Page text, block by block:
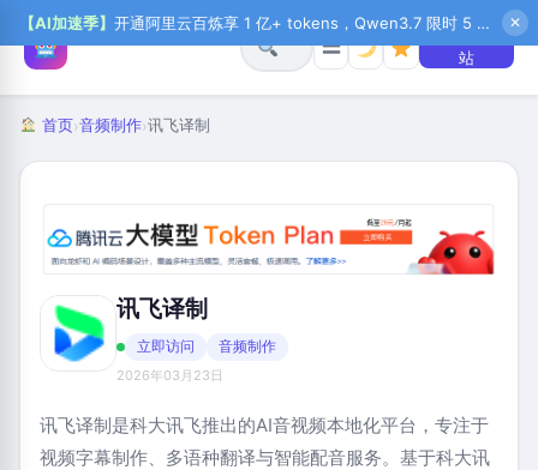
【AI加速季】 开通阿里云百炼享 1 亿+ tokens，Qwen3.7 限时 5 折起，秒悟新注送 1 万积分，加入 OPC 赢百万助力金，QoderWork CN 首月 0 元 ✕
☰
+ 提交网
站
首页›音频制作›讯飞译制
讯飞译制
立即访问 音频制作
2026年03月23日
讯飞译制是科大讯飞推出的AI音视频本地化平台，专注于
视频字幕制作、多语种翻译与智能配音服务。基于科大讯